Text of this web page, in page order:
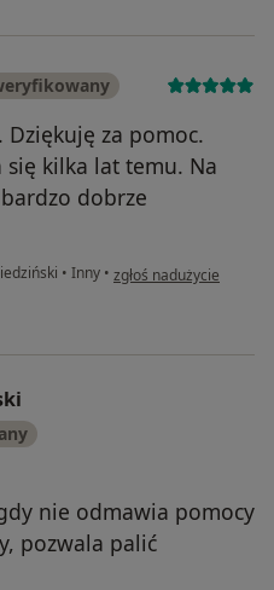
za pomoc.
się kilka lat temu. Na
dobrze
• Inny • w opinii użytkownika
zgłoś nadużycie
nie odmawia pomocy
pozwala palić